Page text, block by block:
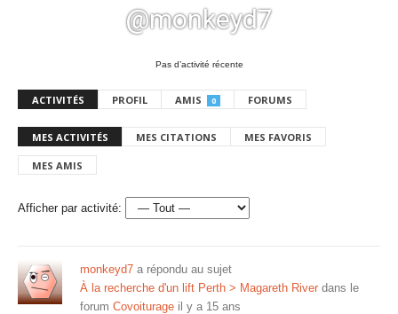
@monkeyd7
Pas d’activité récente
ACTIVITÉS PROFIL AMIS 0 FORUMS
MES ACTIVITÉS MES CITATIONS MES FAVORIS
MES AMIS
Afficher par activité:
monkeyd7 a répondu au sujet
À la recherche d'un lift Perth > Magareth River dans le
forum Covoiturage il y a 15 ans